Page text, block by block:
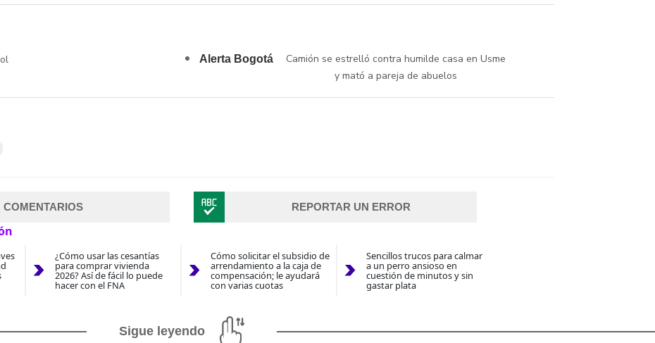
Alerta Bogotá
Camión se estrelló contra humilde casa en Usme
y mató a pareja de abuelos
COMENTARIOS REPORTAR UN ERROR
¿Cómo usar las cesantías
para comprar vivienda
2026? Así de fácil lo puede
hacer con el FNA
Cómo solicitar el subsidio de
arrendamiento a la caja de
compensación; le ayudará
con varias cuotas
Sencillos trucos para calmar
a un perro ansioso en
cuestión de minutos y sin
gastar plata
Sigue leyendo